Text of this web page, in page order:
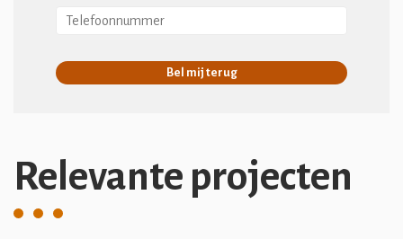
Bel mij terug
Relevante projecten